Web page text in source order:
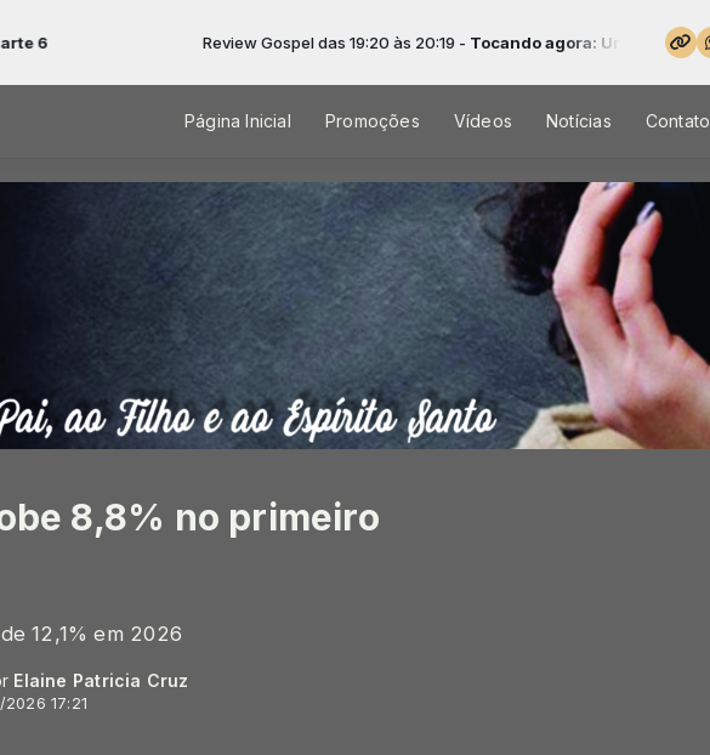
Review Gospel das 19:20 às 20:19 -Tocando agora: Unidos pela fé - Parte 6
Página Inicial Promoções Vídeos Notícias Contato
8,8% no primeiro
12,1% em 2026
Elaine Patricia Cruz
17:21